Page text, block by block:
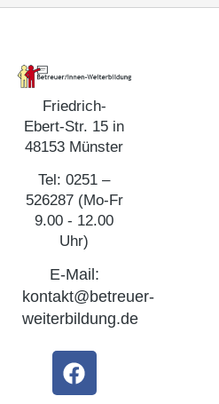
Friedrich-
Ebert-Str. 15 in
48153 Münster
Tel: 0251 –
526287 (Mo-Fr
9.00 - 12.00
Uhr)
E-Mail:
kontakt@betreuer-
weiterbildung.de